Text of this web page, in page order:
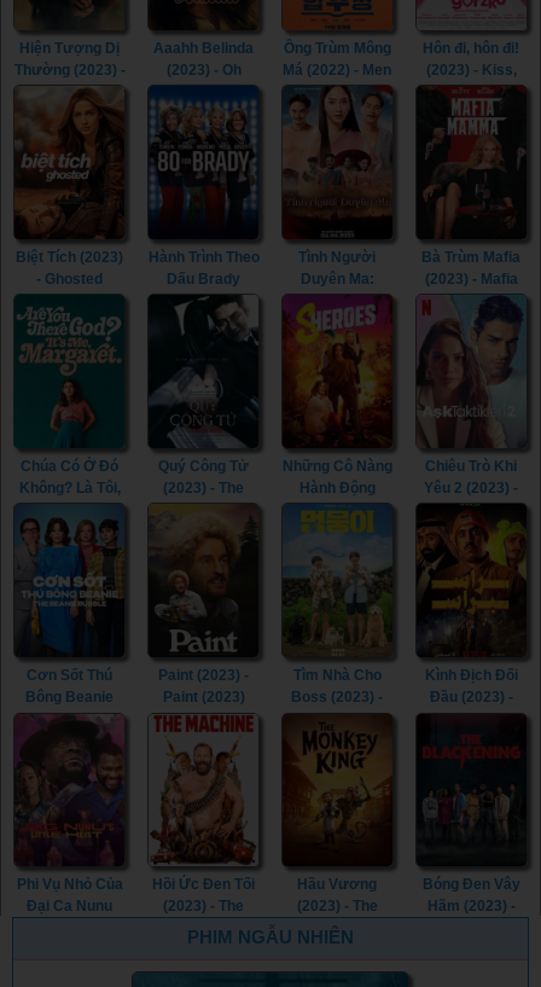
Hiện Tượng Dị
Thường (2023) -
Phenomena
(2023)
Aaahh Belinda
(2023) - Oh
Ông Trùm Mông
Má (2022) - Men
of Plastic (2022)
Hôn đi, hôn đi!
(2023) - Kiss,
Kiss! (2023)
Biệt Tích (2023)
- Ghosted
Hành Trình Theo
Dấu Brady
(2023) - 80 for
Brady (2023)
Tình Người
Duyên Ma:
Ngoại Truyện
(2023) - Tid Noi:
More Than True
Love (2023)
Bà Trùm Mafia
(2023) - Mafia
Mamma (2023)
Chúa Có Ở Đó
Không? Là Tôi,
Margaret (2023)
- Are You There
God? It’s Me,
Margaret.
(2023)
Quý Công Tử
(2023) - The
Những Cô Nàng
Hành Động
(2023) -
Sheroes (2023)
Chiêu Trò Khi
Yêu 2 (2023) -
Love Tactics 2
(2023)
Cơn Sốt Thú
Bông Beanie
(2023) - The
Beanie Bubble
(2023)
Paint (2023) -
Paint (2023)
Tìm Nhà Cho
Boss (2023) -
My Heart Puppy
(2023)
Kình Địch Đối
Đầu (2023) -
(2023)
Phi Vụ Nhỏ Của
Đại Ca Nunu
Hồi Ức Đen Tối
(2023) - The
Machine (2023)
Hầu Vương
(2023) - The
Monkey King
Bóng Đen Vây
Hãm (2023) -
PHIM NGẪU NHIÊN